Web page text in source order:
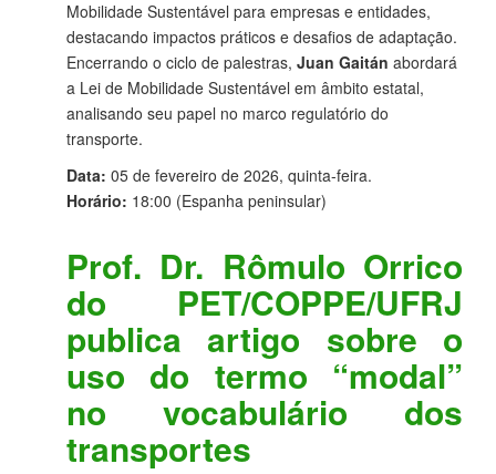
Mobilidade Sustentável para empresas e entidades,
destacando impactos práticos e desafios de adaptação.
Encerrando o ciclo de palestras, Juan Gaitán abordará
a Lei de Mobilidade Sustentável em âmbito estatal,
analisando seu papel no marco regulatório do
transporte.
Data: 05 de fevereiro de 2026, quinta-feira.
Horário: 18:00 (Espanha peninsular)
Prof. Dr. Rômulo Orrico
do PET/COPPE/UFRJ
publica artigo sobre o
uso do termo “modal”
no vocabulário dos
transportes